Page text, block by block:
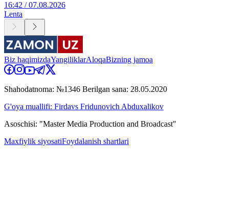
16:42 / 07.08.2026
Lenta
Biz haqimizdaYangiliklarAloqaBizning jamoa
Shahodatnoma: №1346 Berilgan sana: 28.05.2020
G'oya muallifi: Firdavs Fridunovich Abduxalikov
Asoschisi: "Master Media Production and Broadcast"
Maxfiylik siyosatiFoydalanish shartlari